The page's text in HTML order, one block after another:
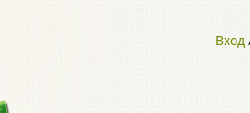
Вход